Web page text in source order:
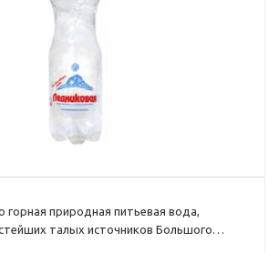
горная природная питьевая вода,
талых источников Большого
в районе границы известного